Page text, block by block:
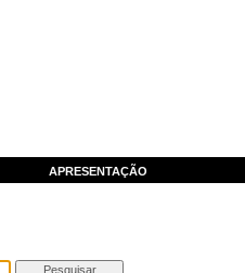
APRESENTAÇÃO